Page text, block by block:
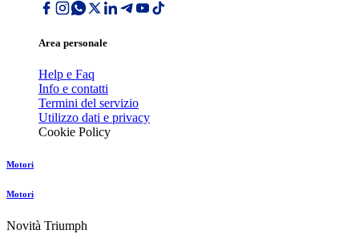
Area personale
Help e Faq
Info e contatti
Termini del servizio
Utilizzo dati e privacy
Cookie Policy
Motori
Motori
Novità Triumph